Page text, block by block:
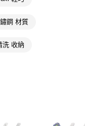
易完成。
有效，需透過AFTEE先享
面顯示為準，若有關於
請聯繫「AFTEE先享後付
易相關給付款項請求債
鋼 材質
洗 收納